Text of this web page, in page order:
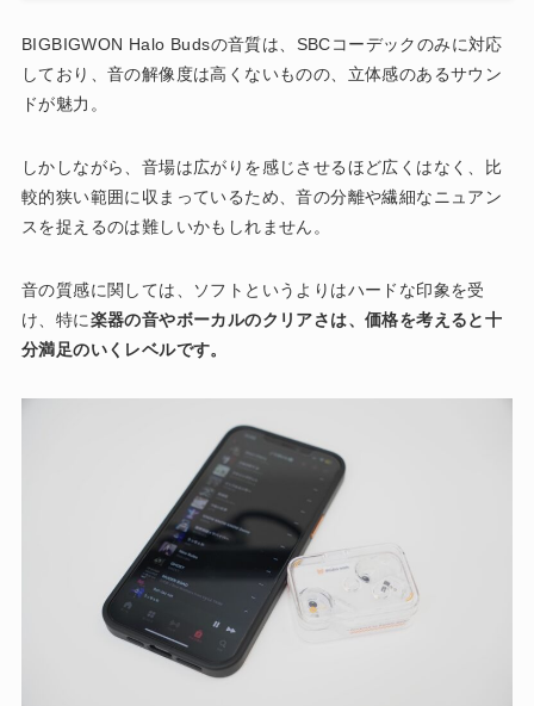
BIGBIGWON Halo Budsの音質は、SBCコーデックのみに対応
しており、音の解像度は高くないものの、立体感のあるサウン
ドが魅力。
しかしながら、音場は広がりを感じさせるほど広くはなく、比
較的狭い範囲に収まっているため、音の分離や繊細なニュアン
スを捉えるのは難しいかもしれません​。
音の質感に関しては、ソフトというよりはハードな印象を受
け、特に楽器の音やボーカルのクリアさは、価格を考えると十
分満足のいくレベルです。